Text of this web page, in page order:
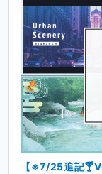
【※7/25追記